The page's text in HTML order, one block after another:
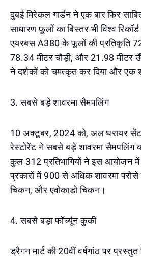
दुबई मिरेकल गार्डन ने एक बार फिर
साधारण फूलों का बिस्तर भी विश्व
एयरबस A380 के फूलों की प्रतिकृति
78.34 मीटर चौड़ी, और 21.98 मीटर
ने दर्शकों को चमत्कृत कर दिया और एक
3. सबसे बड़े शावरमा सैमपलिंग
10 अक्टूबर, 2024 को, अल घरायर
रेस्टोरेंट ने सबसे बड़े शावरमा सैमपलिंग का
कुल 312 प्रतिभागियों ने इस आयोजन में
प्रकारों में 900 से अधिक शावरमा
चिकन, और एवोकाडो चिकन।
4. सबसे बड़ा फॉर्च्यून कुकी
ड्रैगन मार्ट की 20वीं वर्षगांठ पर प्रस्तुत